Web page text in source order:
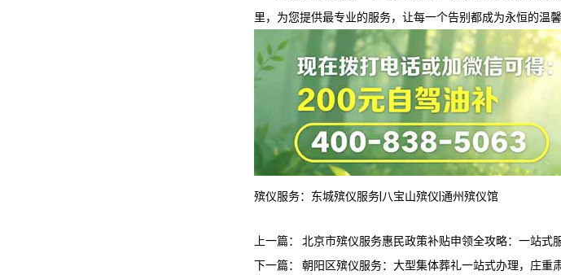
里，为您提供最专业的服务，让每一个告别都成为永恒的温馨
殡仪服务： 东城殡仪服务 八宝山殡仪 通州殡仪馆
上一篇： 北京市殡仪服务惠民政策补贴申领全攻略：一站式
下一篇： 朝阳区殡仪服务：大型集体葬礼一站式办理，庄重